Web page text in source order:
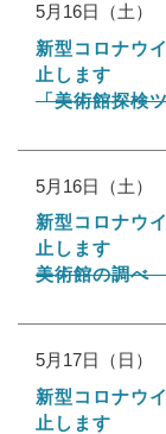
5月16日（土）
新型コロナウ
止します
「美術館探検
5月16日（土）
新型コロナウ
止します
美術館の調べ
5月17日（日）
新型コロナウ
止します